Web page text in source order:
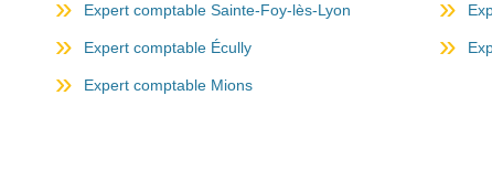
Expert comptable Sainte-Foy-lès-Lyon
Expert comptable Écully
Expert comptable Mions